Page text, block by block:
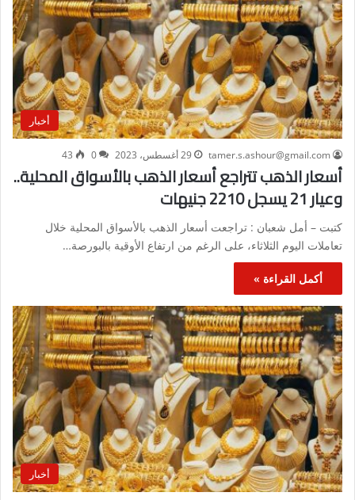
أخبار
tamer.s.ashour@gmail.com 29 أغسطس، 2023 0
43
أسعار الذهب تتراجع أسعار الذهب بالأسواق المحلية..
وعيار 21 يسجل 2210 جنيهات
كتبت – أمل شعبان : تراجعت أسعار الذهب بالأسواق المحلية خلال
تعاملات اليوم الثلاثاء، على الرغم من ارتفاع الأوقية بالبورصة…
أكمل القراءة »
أخبار